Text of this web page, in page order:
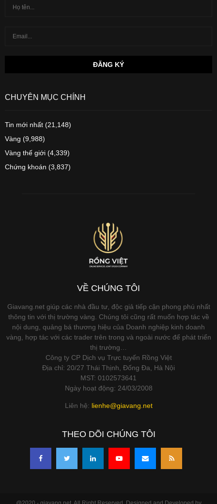
CHUYÊN MỤC CHÍNH
Tin mới nhất (21,148)
Vàng (9,988)
Vàng thế giới (4,339)
Chứng khoán (3,837)
VỀ CHÚNG TÔI
Giavang.net giúp các nhà đầu tư, độc giả tiếp cận phong phú nhất
thông tin với thị trường vàng. Chúng tôi cũng rất muốn hợp tác về
nội dung, quảng bá thương hiệu của Doanh nghiệp kinh doanh
vàng, hợp tác với các trader trên trong và ngoài nước để phát triển
thị trường…
Công ty CP Dịch vụ Trực tuyến Rồng Việt
Địa chỉ: 20/27 Thái Thịnh, Đống Đa, Hà Nội
MST: 0102573641
Ngày hoạt động: 24/03/2008
Liên hệ: lienhe@giavang.net
THEO DÕI CHÚNG TÔI